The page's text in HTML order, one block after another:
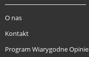
O nas
Kontakt
Program Wiarygodne Opinie